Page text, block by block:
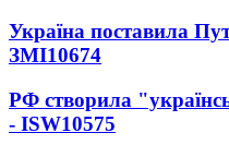
Україна поставила
ЗМІ10674
РФ створила
- ISW10575